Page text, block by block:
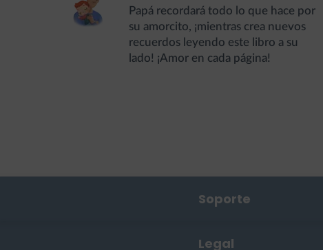
Papá recordará todo lo que hace por
su amorcito, ¡mientras crea nuevos
recuerdos leyendo este libro a su
lado! ¡Amor en cada página!
Soporte
Legal